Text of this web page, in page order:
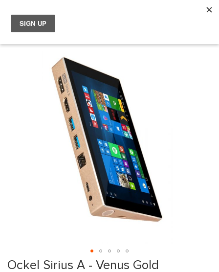
Ockel Sirius A - Venus Gold
Skip
Skip
Choose your location
content for your location and shop online.
Global
EU Countries
Nederland
België
日本
You can change country or region at any time in the footer of this